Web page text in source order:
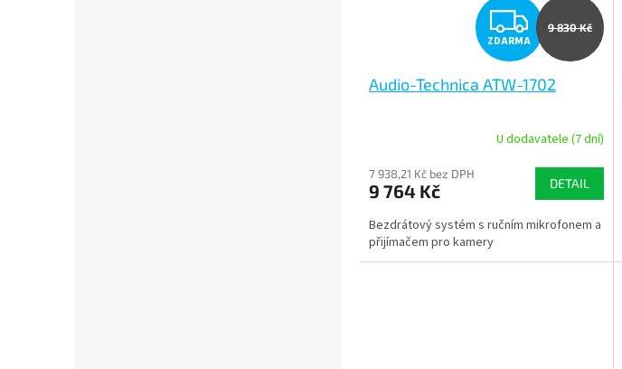
Z
D
A
R
M
A
ZDARMA
9 830 Kč
Audio-Technica ATW-1702
U dodavatele (7 dní)
7 938,21 Kč bez DPH
9 764 Kč DETAIL
Bezdrátový systém s ručním mikrofonem a
přijímačem pro kamery